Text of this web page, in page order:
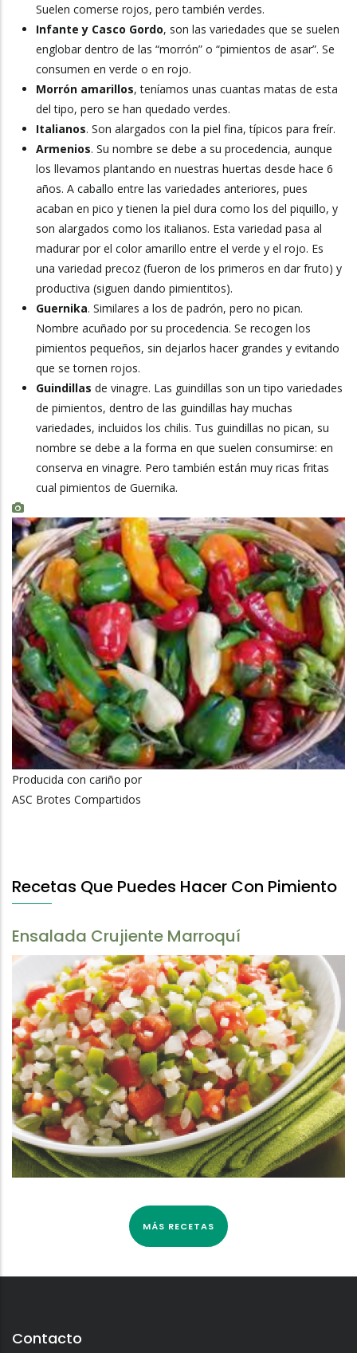
Suelen comerse rojos, pero también verdes.
Infante y Casco Gordo, son las variedades que se suelen
englobar dentro de las “morrón” o “pimientos de asar”. Se
consumen en verde o en rojo.
Morrón amarillos, teníamos unas cuantas matas de esta
del tipo, pero se han quedado verdes.
Italianos. Son alargados con la piel fina, típicos para freír.
Armenios. Su nombre se debe a su procedencia, aunque
los llevamos plantando en nuestras huertas desde hace 6
años. A caballo entre las variedades anteriores, pues
acaban en pico y tienen la piel dura como los del piquillo, y
son alargados como los italianos. Esta variedad pasa al
madurar por el color amarillo entre el verde y el rojo. Es
una variedad precoz (fueron de los primeros en dar fruto) y
productiva (siguen dando pimientitos).
Guernika. Similares a los de padrón, pero no pican.
Nombre acuñado por su procedencia. Se recogen los
pimientos pequeños, sin dejarlos hacer grandes y evitando
que se tornen rojos.
Guindillas de vinagre. Las guindillas son un tipo variedades
de pimientos, dentro de las guindillas hay muchas
variedades, incluidos los chilis. Tus guindillas no pican, su
nombre se debe a la forma en que suelen consumirse: en
conserva en vinagre. Pero también están muy ricas fritas
cual pimientos de Guernika.
Producida con cariño por
ASC Brotes Compartidos
Recetas Que Puedes Hacer Con Pimiento
Ensalada Crujiente Marroquí
MÁS RECETAS
Contacto